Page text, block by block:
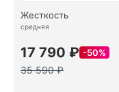
Жесткость
средняя
17 790 ₽ 50%
35 590 ₽